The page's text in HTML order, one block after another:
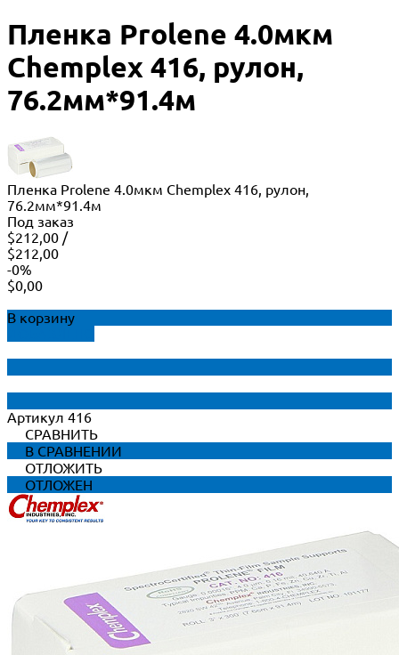
Пленка Prolene 4.0мкм
Chemplex 416, рулон,
76.2мм*91.4м
Пленка Prolene 4.0мкм Chemplex 416, рулон,
76.2мм*91.4м
Под заказ
$212,00 /
$212,00
-0%
$0,00
В корзину
Артикул 416
СРАВНИТЬ
В СРАВНЕНИИ
ОТЛОЖИТЬ
ОТЛОЖЕН